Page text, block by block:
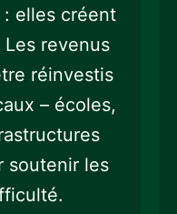
elles créent
revenus
réinvestis
– écoles,
soutenir les